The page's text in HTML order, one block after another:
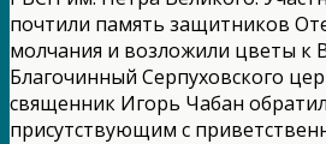
почтили память защитников
молчания и возложили цветы к
Благочинный Серпуховского
священник Игорь Чабан
присутствующим с